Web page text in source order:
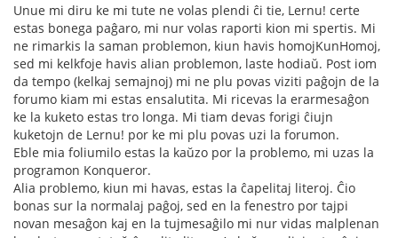
Unue mi diru ke mi tute ne volas plendi ĉi tie, Lernu! certe
estas bonega paĝaro, mi nur volas raporti kion mi spertis. Mi
ne rimarkis la saman problemon, kiun havis homojKunHomoj,
sed mi kelkfoje havis alian problemon, laste hodiaŭ. Post iom
da tempo (kelkaj semajnoj) mi ne plu povas viziti paĝojn de la
forumo kiam mi estas ensalutita. Mi ricevas la erarmesaĝon
ke la kuketo estas tro longa. Mi tiam devas forigi ĉiujn
kuketojn de Lernu! por ke mi plu povas uzi la forumon.
Eble mia foliumilo estas la kaŭzo por la problemo, mi uzas la
programon Konqueror.
Alia problemo, kiun mi havas, estas la ĉapelitaj literoj. Ĉio
bonas sur la normalaj paĝoj, sed en la fenestro por tajpi
novan mesaĝon kaj en la tujmesaĝilo mi nur vidas malplenan